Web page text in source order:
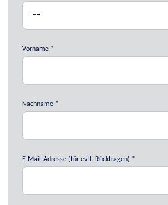
Vorname
Nachname
E-Mail-Adresse (für evtl. Rückfragen)